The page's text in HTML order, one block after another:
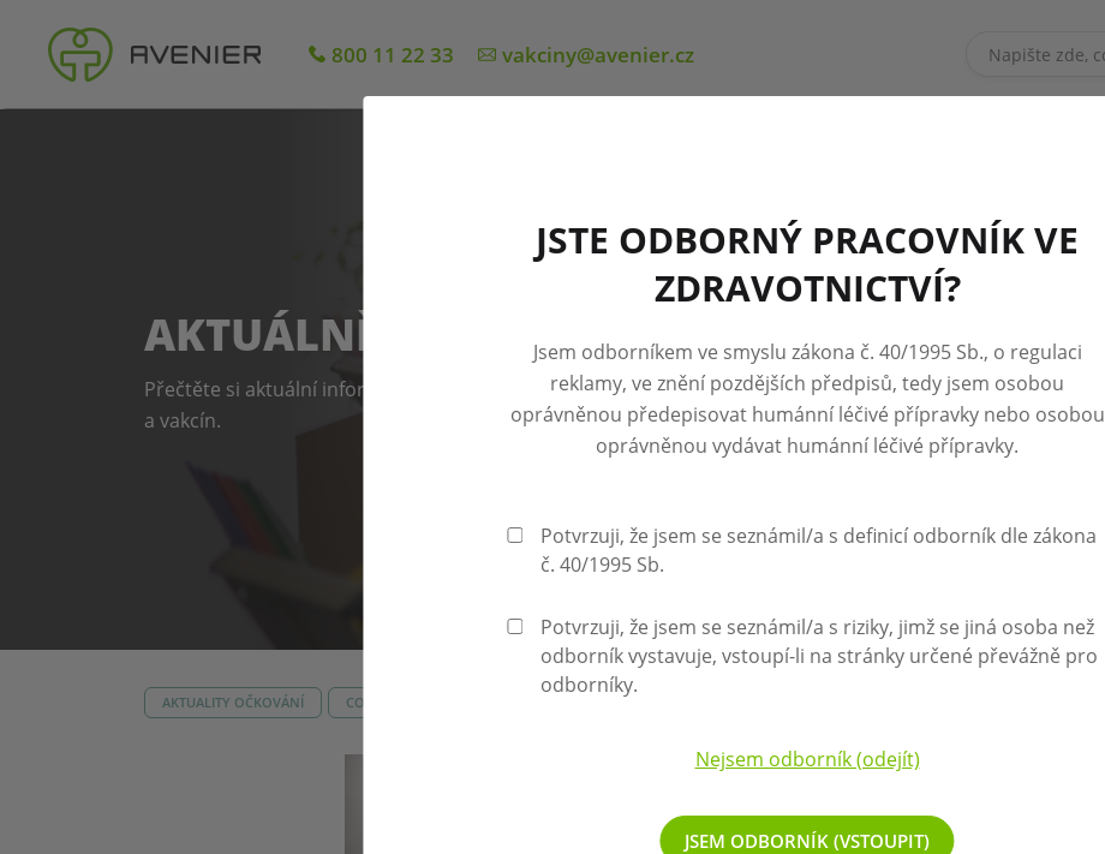
800 11 22 33 vakciny@avenier.cz
AKTUÁLNĚ
Přečtěte si aktuální informace ze světa očkování
a vakcín.
AKTUALITY OČKOVÁNÍ COVID-19 Z DISTRIBUCE
JSTE ODBORNÝ PRACOVNÍK VE
ZDRAVOTNICTVÍ?
Jsem odborníkem ve smyslu zákona č. 40/1995 Sb., o regulaci
reklamy, ve znění pozdějších předpisů, tedy jsem osobou
oprávněnou předepisovat humánní léčivé přípravky nebo osobou
oprávněnou vydávat humánní léčivé přípravky.
Potvrzuji, že jsem se seznámil/a s definicí odborník dle zákona
č. 40/1995 Sb.
Potvrzuji, že jsem se seznámil/a s riziky, jimž se jiná osoba než
odborník vystavuje, vstoupí-li na stránky určené převážně pro
odborníky.
Nejsem odborník (odejít)
JSEM ODBORNÍK (VSTOUPIT)